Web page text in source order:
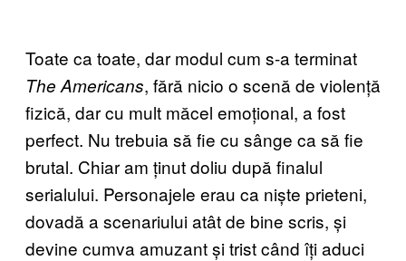
Toate ca toate, dar modul cum s-a terminat
The Americans, fără nicio o scenă de violență
fizică, dar cu mult măcel emoțional, a fost
perfect. Nu trebuia să fie cu sânge ca să fie
brutal. Chiar am ținut doliu după finalul
serialului. Personajele erau ca niște prieteni,
dovadă a scenariului atât de bine scris, și
devine cumva amuzant și trist când îți aduci